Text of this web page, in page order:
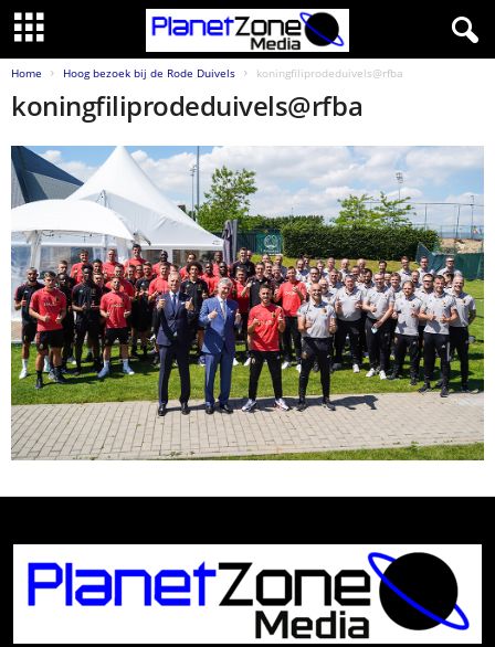
Home Hoog bezoek bij de Rode Duivels koningfiliprodeduivels@rfba
koningfiliprodeduivels@rfba